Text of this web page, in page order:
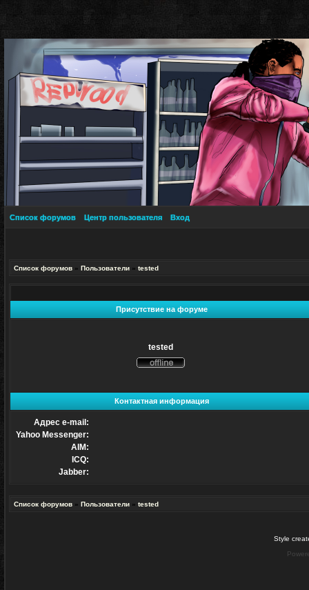
Список форумов Центр пользователя Вход
Список форумов » Пользователи » tested
Присутствие на форуме
tested
Контактная информация
Адрес e-mail:
Yahoo Messenger:
AIM:
ICQ:
Jabber:
Список форумов » Пользователи » tested
Style